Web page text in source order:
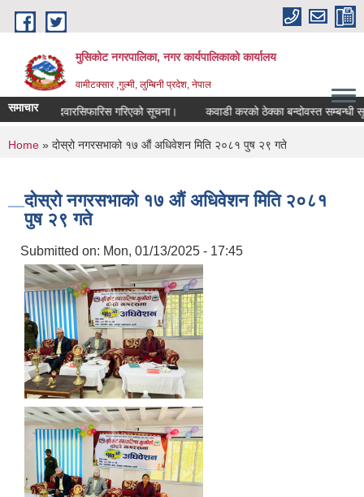
Skip to main content
मुसिकोट नगरपालिका, नगर कार्यपालिकाकाे कार्यालय
वामीटक्सार ,गुल्मी, लुम्बिनी प्रदेश, नेपाल
समाचार
उम्मेदवारसिफारिस गरिएको सूचना। कवाडी करको ठेक्का बन्दोवस्त सम्बन्धी सूचना
You are here
Home » दोस्रो नगरसभाको १७ ‌औं अधिवेशन मिति २०८१ पुष २९ गते
दोस्रो नगरसभाको १७ ‌औं अधिवेशन मिति २०८१
पुष २९ गते
Submitted on: Mon, 01/13/2025 - 17:45